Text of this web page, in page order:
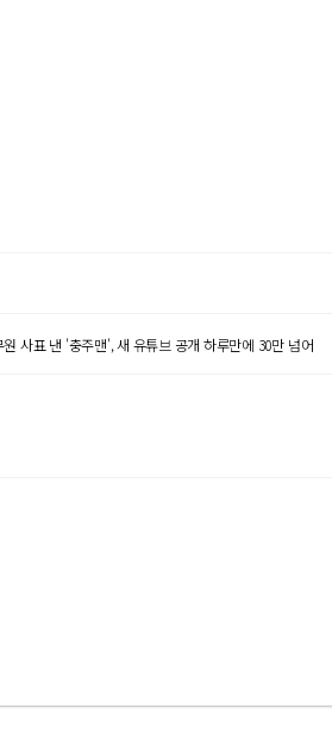
사표 낸 '충주맨', 새 유튜브 공개 하루만에 30만 넘어